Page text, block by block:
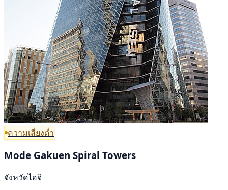
ความเสี่ยงต่ำ
Mode Gakuen Spiral Towers
จังหวัดไอจิ